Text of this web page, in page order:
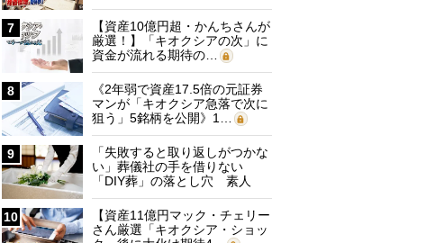
7
【資産10億円超・かんちさんが
厳選！】「キオクシアの次」に
資金が流れる期待の…
8
《2年弱で資産17.5倍の元証券
マンが「キオクシア急落で次に
狙う」5銘柄を公開》1…
9
「失敗すると取り返しがつかな
い」葬儀社の手を借りない
「DIY葬」の落とし穴 素人
に…
10
【資産11億円マック・チェリー
さん厳選「キオクシア・ショッ